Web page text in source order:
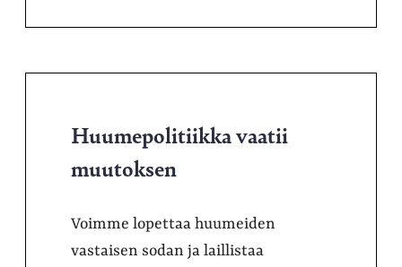
Huumepolitiikka vaatii
muutoksen
Voimme lopettaa huumeiden
vastaisen sodan ja laillistaa